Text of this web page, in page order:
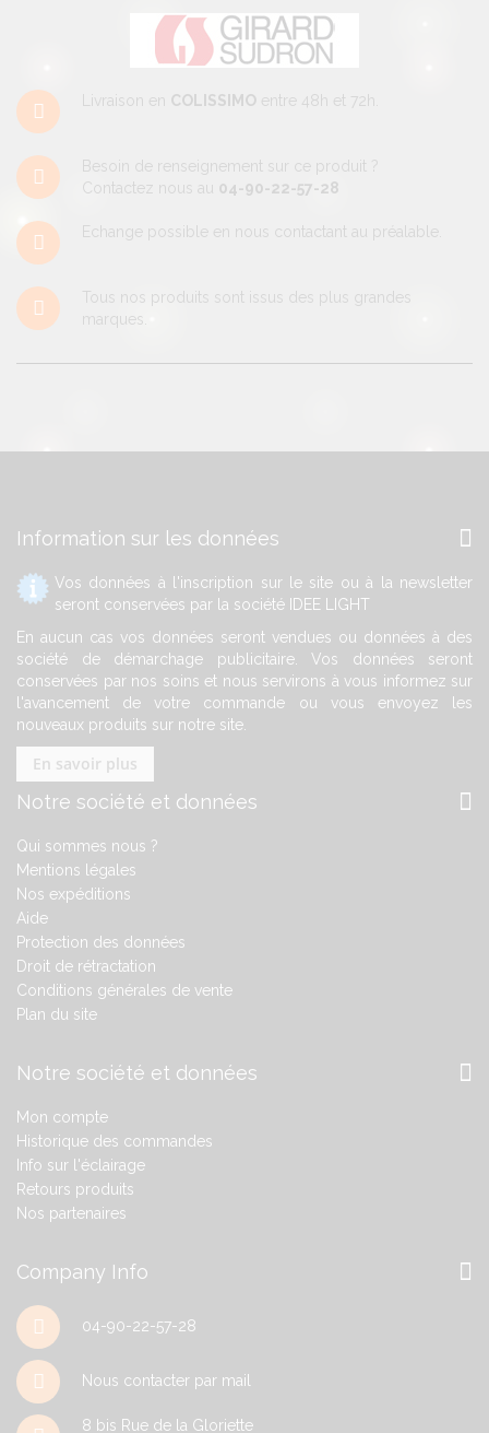
Livraison en COLISSIMO entre 48h et 72h.
Besoin de renseignement sur ce produit ?
Contactez nous au 04-90-22-57-28
Echange possible en nous contactant au préalable.
Tous nos produits sont issus des plus grandes
marques.
Information sur les données
Vos données à l'inscription sur le site ou à la newsletter
seront conservées par la société IDEE LIGHT
En aucun cas vos données seront vendues ou données à des
société de démarchage publicitaire. Vos données seront
conservées par nos soins et nous servirons à vous informez sur
l'avancement de votre commande ou vous envoyez les
nouveaux produits sur notre site.
En savoir plus
Notre société et données
Qui sommes nous ?
Mentions légales
Nos expéditions
Aide
Protection des données
Droit de rétractation
Conditions générales de vente
Plan du site
Notre société et données
Mon compte
Historique des commandes
Info sur l'éclairage
Retours produits
Nos partenaires
Company Info
04-90-22-57-28
Nous contacter par mail
8 bis Rue de la Gloriette